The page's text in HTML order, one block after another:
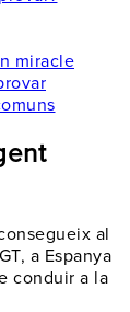
miracle
al
a Espanya
conduir a la